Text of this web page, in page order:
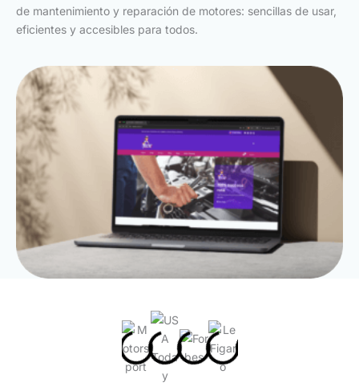
de mantenimiento y reparación de motores: sencillas de usar,
eficientes y accesibles para todos.